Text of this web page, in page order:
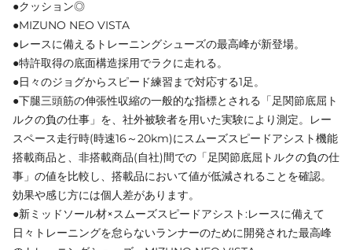
●クッション◎
●MIZUNO NEO VISTA
●レースに備えるトレーニングシューズの最高峰が新登場。
●特許取得の底面構造採用でラクに走れる。
●日々のジョグからスピード練習まで対応する1足。
●下腿三頭筋の伸張性収縮の一般的な指標とされる「足関節底屈ト
ルクの負の仕事」を、社外被験者を用いた実験により測定。レー
スペース走行時(時速16～20km)にスムーズスピードアシスト機能
搭載商品と、非搭載商品(自社)間での「足関節底屈トルクの負の仕
事」の値を比較し、搭載品において値が低減されることを確認。
効果や感じ方には個人差があります。
●新ミッドソール材×スムーズスピードアシスト:レースに備えて
日々トレーニングを怠らないランナーのために開発された最高峰